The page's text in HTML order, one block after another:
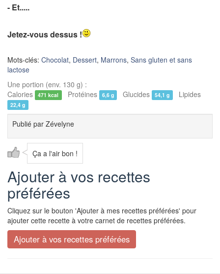
- Et.....
Jetez-vous dessus !
Mots-clés: Chocolat, Dessert, Marrons, Sans gluten et sans
lactose
Une portion (env. 130 g) :
Calories
471 kcal Protéines 6,6 g Glucides 54,1 g Lipides
22,4 g
Publié par Zévelyne
Ça a l'air bon !
Ajouter à vos recettes
préférées
Cliquez sur le bouton 'Ajouter à mes recettes préférées' pour
ajouter cette recette à votre carnet de recettes préférées.